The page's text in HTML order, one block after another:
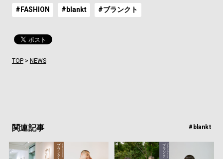
#FASHION #blankt #ブランクト
TOP> NEWS
関連記事 #blankt